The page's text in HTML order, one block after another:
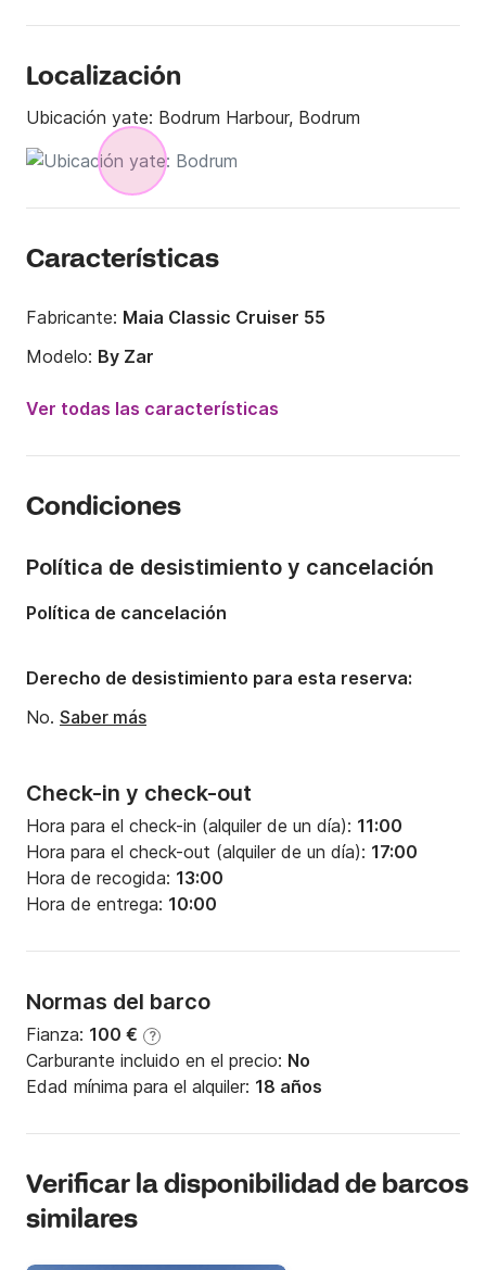
Localización
Ubicación yate: Bodrum Harbour, Bodrum
Características
Fabricante: Maia Classic Cruiser 55
Modelo: By Zar
1998 (Reacondicionado en 2020)
Tripulación:2 miembros
Potencia del motor:530CV
Ver todas las características
Condiciones
Check-in y check-out
Hora para el check-in (alquiler de un día): 11:00
Hora para el check-out (alquiler de un día): 17:00
Hora de recogida: 13:00
Hora de entrega: 10:00
Normas del barco
Fianza: 100 € ?
Carburante incluido en el precio: No
Edad mínima para el alquiler: 18 años
Política de desistimiento y cancelación
Política de cancelación
Derecho de desistimiento para esta reserva:
No. Saber más
Verificar la disponibilidad de barcos
similares